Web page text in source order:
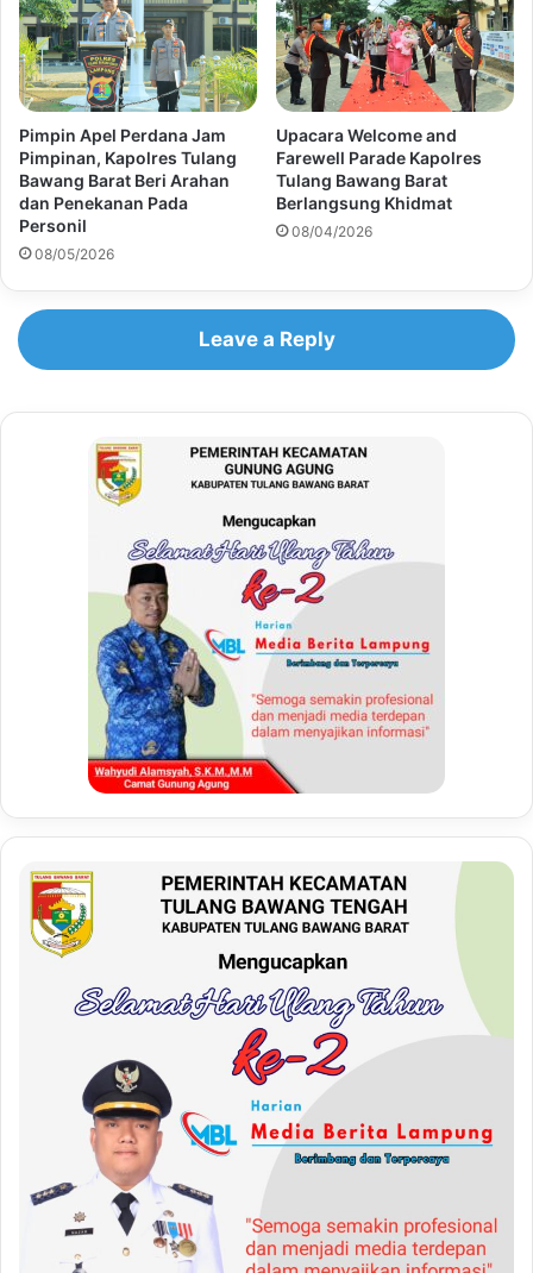
Pimpin Apel Perdana Jam
Pimpinan, Kapolres Tulang
Bawang Barat Beri Arahan
dan Penekanan Pada
Personil
08/05/2026
Upacara Welcome and
Farewell Parade Kapolres
Tulang Bawang Barat
Berlangsung Khidmat
08/04/2026
Leave a Reply